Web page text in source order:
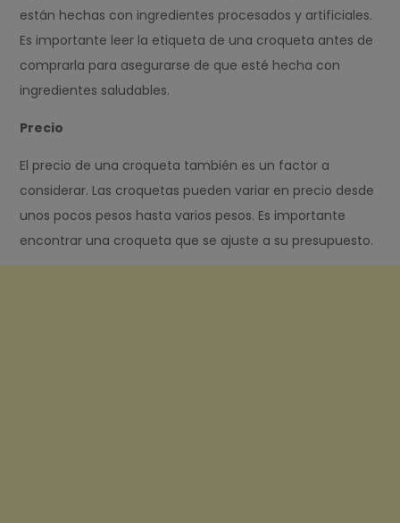
están hechas con ingredientes procesados y artificiales.
Es importante leer la etiqueta de una croqueta antes de
comprarla para asegurarse de que esté hecha con
ingredientes saludables.
Precio
El precio de una croqueta también es un factor a
considerar. Las croquetas pueden variar en precio desde
unos pocos pesos hasta varios pesos. Es importante
encontrar una croqueta que se ajuste a su presupuesto.